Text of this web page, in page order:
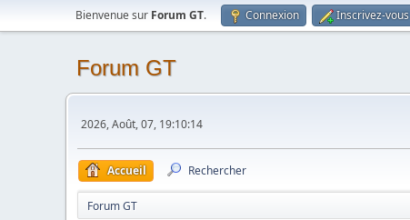
Bienvenue sur Forum GT. Connexion Inscrivez-vous
Forum GT
2026, Août, 07, 19:10:14
Accueil Rechercher
Forum GT